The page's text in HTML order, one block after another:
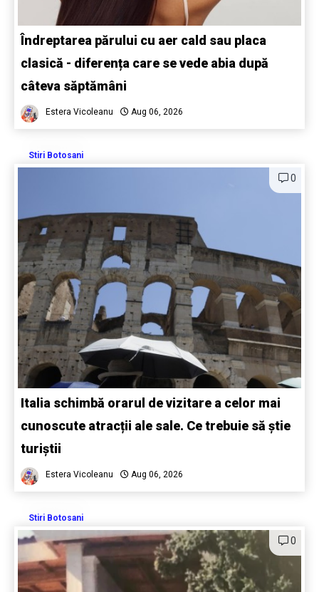
Îndreptarea părului cu aer cald sau placa
clasică - diferența care se vede abia după
câteva săptămâni
Estera Vicoleanu Aug 06, 2026
Stiri Botosani
0
Italia schimbă orarul de vizitare a celor mai
cunoscute atracții ale sale. Ce trebuie să știe
turiștii
Estera Vicoleanu Aug 06, 2026
Stiri Botosani
0